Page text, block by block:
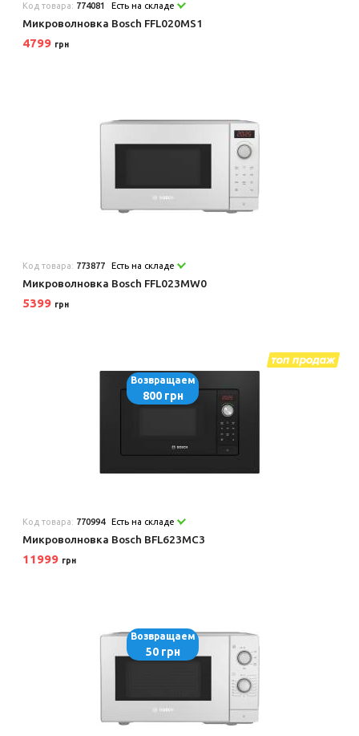
Код товара: 774081 Есть на складе
Микроволновка Bosch FFL020MS1
4799 грн
Код товара: 773877 Есть на складе
Микроволновка Bosch FFL023MW0
5399 грн
Возвращаем
800 грн
Код товара: 770994 Есть на складе
Микроволновка Bosch BFL623MC3
11999 грн
Возвращаем
50 грн